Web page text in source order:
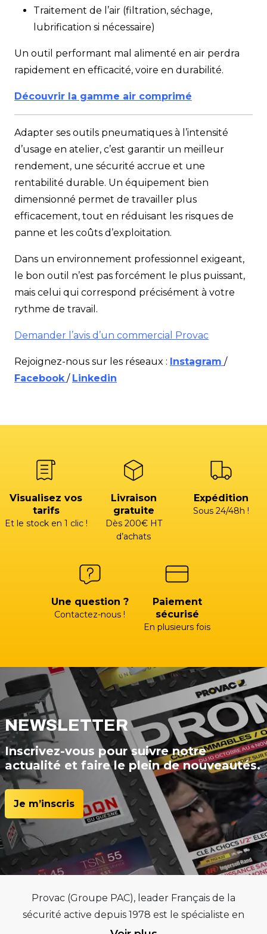
Traitement de l’air (filtration, séchage,
lubrification si nécessaire)
Un outil performant mal alimenté en air perdra
rapidement en efficacité, voire en durabilité.
Découvrir la gamme air comprimé
Adapter ses outils pneumatiques à l’intensité
d’usage en atelier, c’est garantir un meilleur
rendement, une sécurité accrue et une
rentabilité durable. Un équipement bien
dimensionné permet de travailler plus
efficacement, tout en réduisant les risques de
panne et les coûts d’exploitation.
Dans un environnement professionnel exigeant,
le bon outil n’est pas forcément le plus puissant,
mais celui qui correspond précisément à votre
rythme de travail.
Demander l’avis d’un commercial Provac
Rejoignez-nous sur les réseaux : Instagram /
Facebook / Linkedin
Visualisez vos
tarifs
Et le stock en 1 clic !
Livraison
gratuite
Dès 200€ HT
d’achats
Expédition
Sous 24/48h !
Une question ?
Contactez-nous !
Paiement
sécurisé
En plusieurs fois
NEWSLETTER
Inscrivez-vous pour suivre notre
actualité et faire le plein de nouveautés.
Je m’inscris
Provac (Groupe PAC), leader Français de la
sécurité active depuis 1978 est le spécialiste en
équipements pour garages et centres